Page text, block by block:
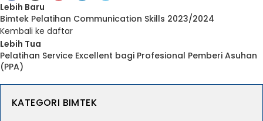
KATEGORI BIMTEK
Lebih Baru
Bimtek Pelatihan Communication Skills 2023/2024
Kembali ke daftar
Lebih Tua
Pelatihan Service Excellent bagi Profesional Pemberi Asuhan
(PPA)